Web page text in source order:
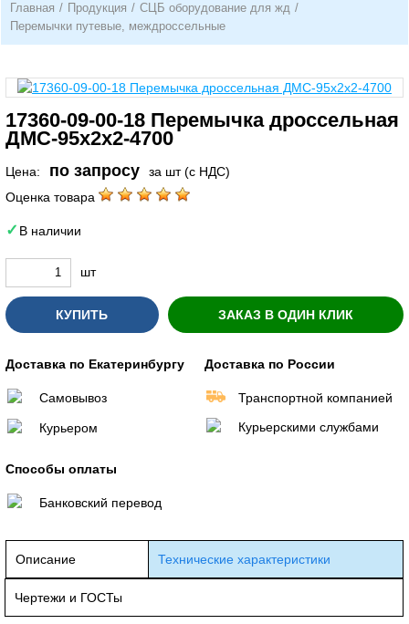
Главная / Продукция / СЦБ оборудование для жд /
Перемычки путевые, междроссельные
17360-09-00-18 Перемычка дроссельная
ДМС-95х2х2-4700
Цена: по запросу
за шт (с НДС)
Оценка товара
В наличии
шт
КУПИТЬ ЗАКАЗ В ОДИН КЛИК
Доставка по Екатеринбургу
Самовывоз
Курьером
Доставка по России
Транспортной компанией
Курьерскими службами
Способы оплаты
Банковский перевод
Описание Технические характеристики
Чертежи и ГОСТы